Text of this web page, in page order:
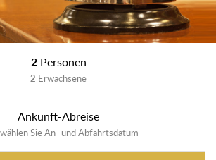
2 Personen
2 Erwachsene
Ankunft-Abreise
Sie An- und Abfahrtsdatum